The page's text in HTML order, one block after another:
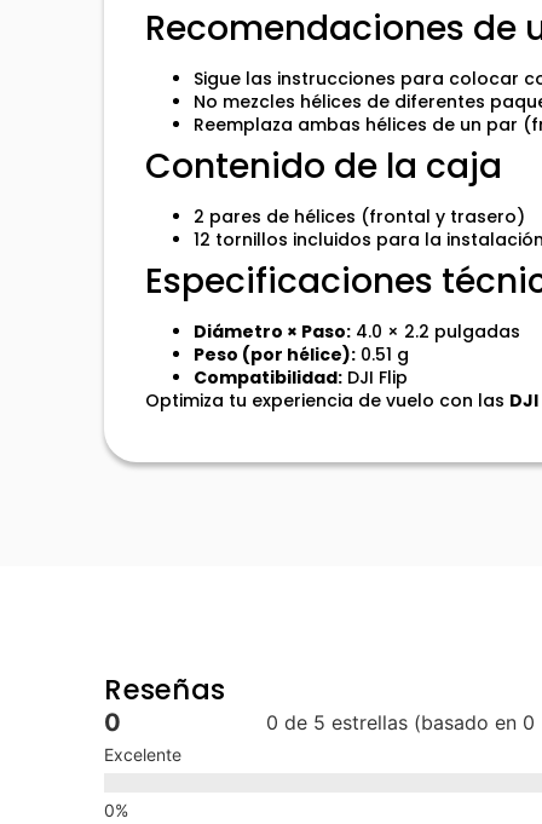
Recomendaciones de
Sigue las instrucciones para colocar
No mezcles hélices de diferentes
Reemplaza ambas hélices de un par
Contenido de la caja
2 pares de hélices (frontal y trasero)
12 tornillos incluidos para la
Especificaciones
Diámetro × Paso: 4.0 × 2.2 pulgadas
Peso (por hélice): 0.51 g
Compatibilidad: DJI Flip
Optimiza tu experiencia de vuelo con las
Reseñas
0 0 de 5 estrellas (basado en 0
Excelente